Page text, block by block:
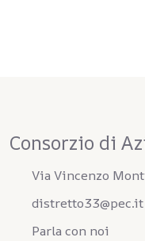
Consorzio di
Via Vincenzo
distretto33@pec.it
Parla con noi